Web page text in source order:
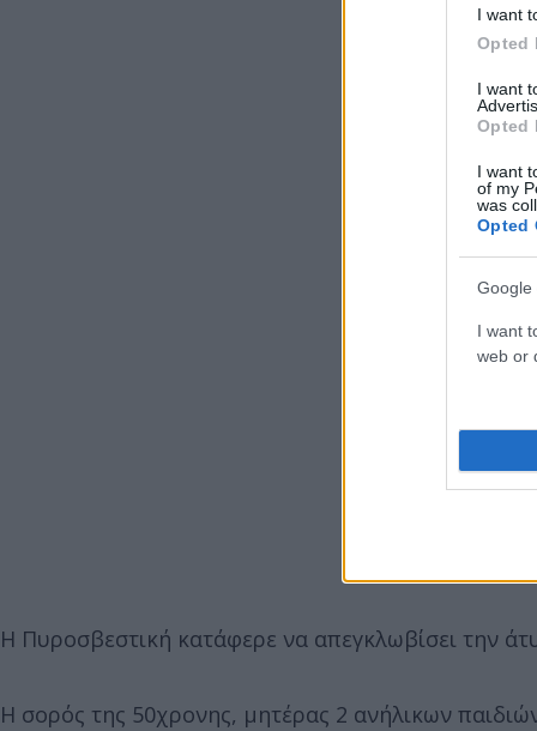
I want
Opted
I want
Opted
I want
of my
was
Opted
Google
I want
web or
Η Πυροσβεστική κατάφερε να απεγκλωβίσει την
Η σορός της 50χρονης, μητέρας 2 ανήλικων